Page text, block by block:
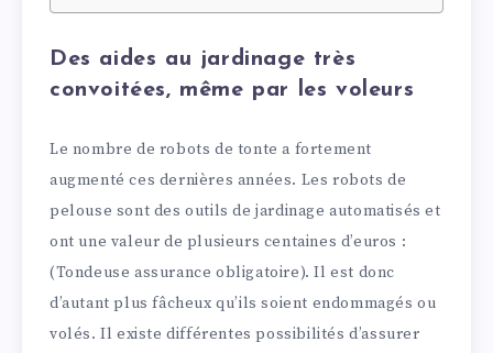
Des aides au jardinage très
convoitées, même par les voleurs
Le nombre de robots de tonte a fortement
augmenté ces dernières années. Les robots de
pelouse sont des outils de jardinage automatisés et
ont une valeur de plusieurs centaines d’euros :
(Tondeuse assurance obligatoire). Il est donc
d’autant plus fâcheux qu’ils soient endommagés ou
volés. Il existe différentes possibilités d’assurer